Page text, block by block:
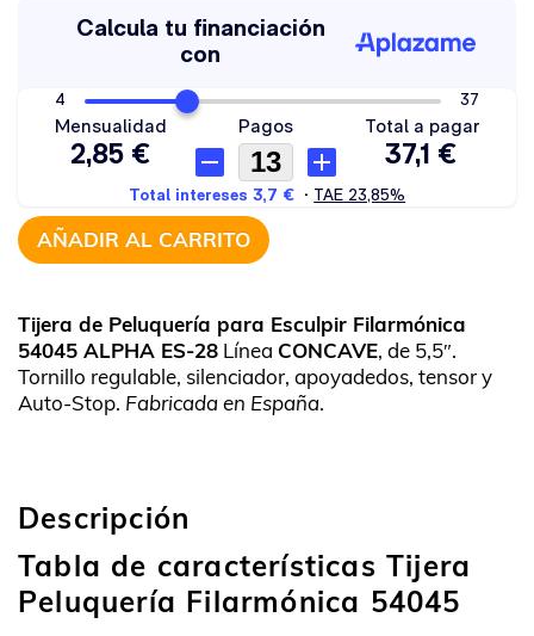
AÑADIR AL CARRITO
Tijera de Peluquería para Esculpir Filarmónica
54045 ALPHA ES-28 Línea CONCAVE, de 5,5″.
Tornillo regulable, silenciador, apoyadedos, tensor y
Auto-Stop. Fabricada en España.
Descripción
Tabla de características Tijera
Peluquería Filarmónica 54045